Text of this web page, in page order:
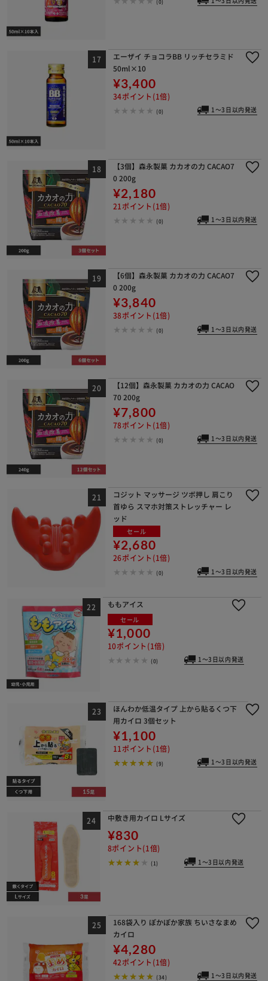
エーザイ チョコラBB リッチセラミド
50ml×10
¥3,400
34ポイント(1倍)
(0) 1～3日以内発送
【3個】森永製菓 カカオの力 CACAO7
0 200g
¥2,180
21ポイント(1倍)
(0) 1～3日以内発送
【6個】森永製菓 カカオの力 CACAO7
0 200g
¥3,840
38ポイント(1倍)
(0) 1～3日以内発送
【12個】森永製菓 カカオの力 CACAO
70 200g
¥7,800
78ポイント(1倍)
(0) 1～3日以内発送
コジット マッサージ ツボ押し 肩こり
首ゆら スマホ対策ストレッチャー レ
ッド
セール
¥2,680
26ポイント(1倍)
(0) 1～3日以内発送
ももアイス
セール
¥1,000
10ポイント(1倍)
(0) 1～3日以内発送
ほんわか低温タイプ 上から貼るくつ下
用カイロ 3個セット
¥1,100
11ポイント(1倍)
(9) 1～3日以内発送
中敷き用カイロ Lサイズ
¥830
8ポイント(1倍)
(1) 1～3日以内発送
168袋入り ぽかぽか家族 ちいさなまめ
カイロ
¥4,280
42ポイント(1倍)
(34) 1～3日以内発送